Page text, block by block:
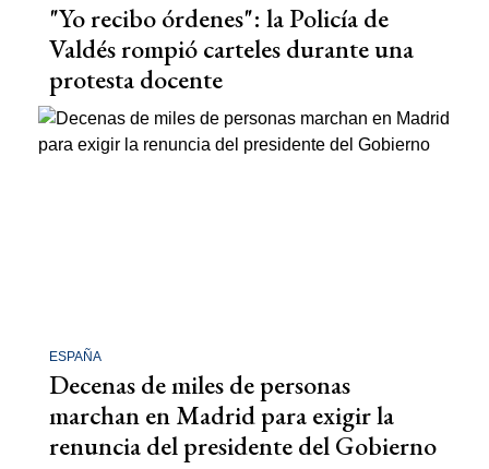
"Yo recibo órdenes": la Policía de
Valdés rompió carteles durante una
protesta docente
ESPAÑA
Decenas de miles de personas
marchan en Madrid para exigir la
renuncia del presidente del Gobierno